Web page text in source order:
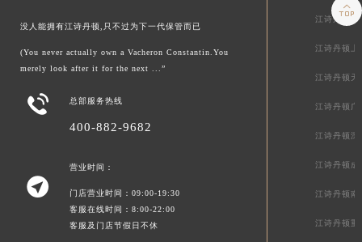
没人能拥有江诗丹顿,只不过为下一代保管而已
(You never actually own a Vacheron Constantin.You
merely look after it for the next ...”
 总部服务热线
400-882-9682

营业时间：
门店营业时间：09:00-19:30
客服在线时间：8:00-22:00
客服及门店节假日不休
江诗丹顿北
江诗丹顿上
江诗丹顿天
江诗丹顿广
江诗丹顿深
江诗丹顿成
江诗丹顿南
江诗丹顿重
